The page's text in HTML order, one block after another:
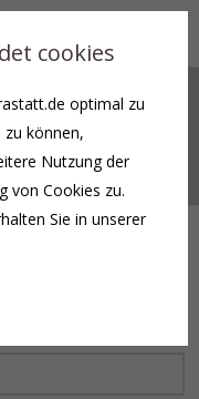
requested archive.
post.
cookies
optimal zu
können,
Nutzung der
von Cookies zu.
Sie in unserer